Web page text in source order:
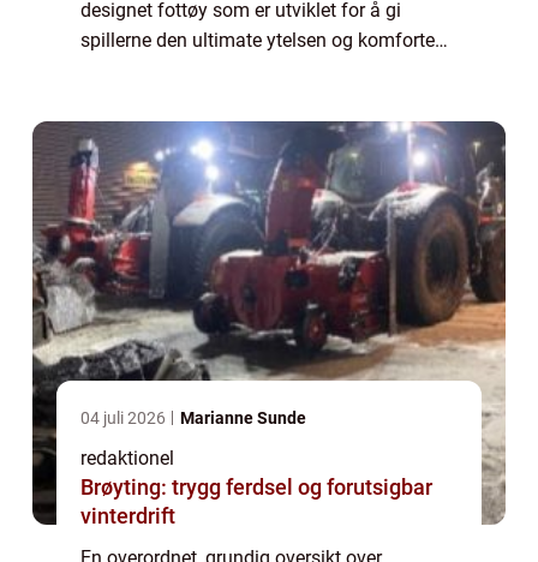
designet fottøy som er utviklet for å gi
spillerne den ultimate ytelsen og komforten
04 juli 2026 Marianne Sunde
redaktionel
Brøyting: trygg ferdsel og forutsigbar
vinterdrift